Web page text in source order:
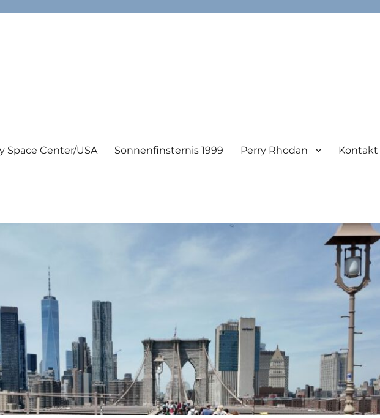
Space Center/USA Sonnenfinsternis 1999 Perry Rhodan Kontakt